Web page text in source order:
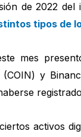
de 2022 del
tipos de
mes
y
activos